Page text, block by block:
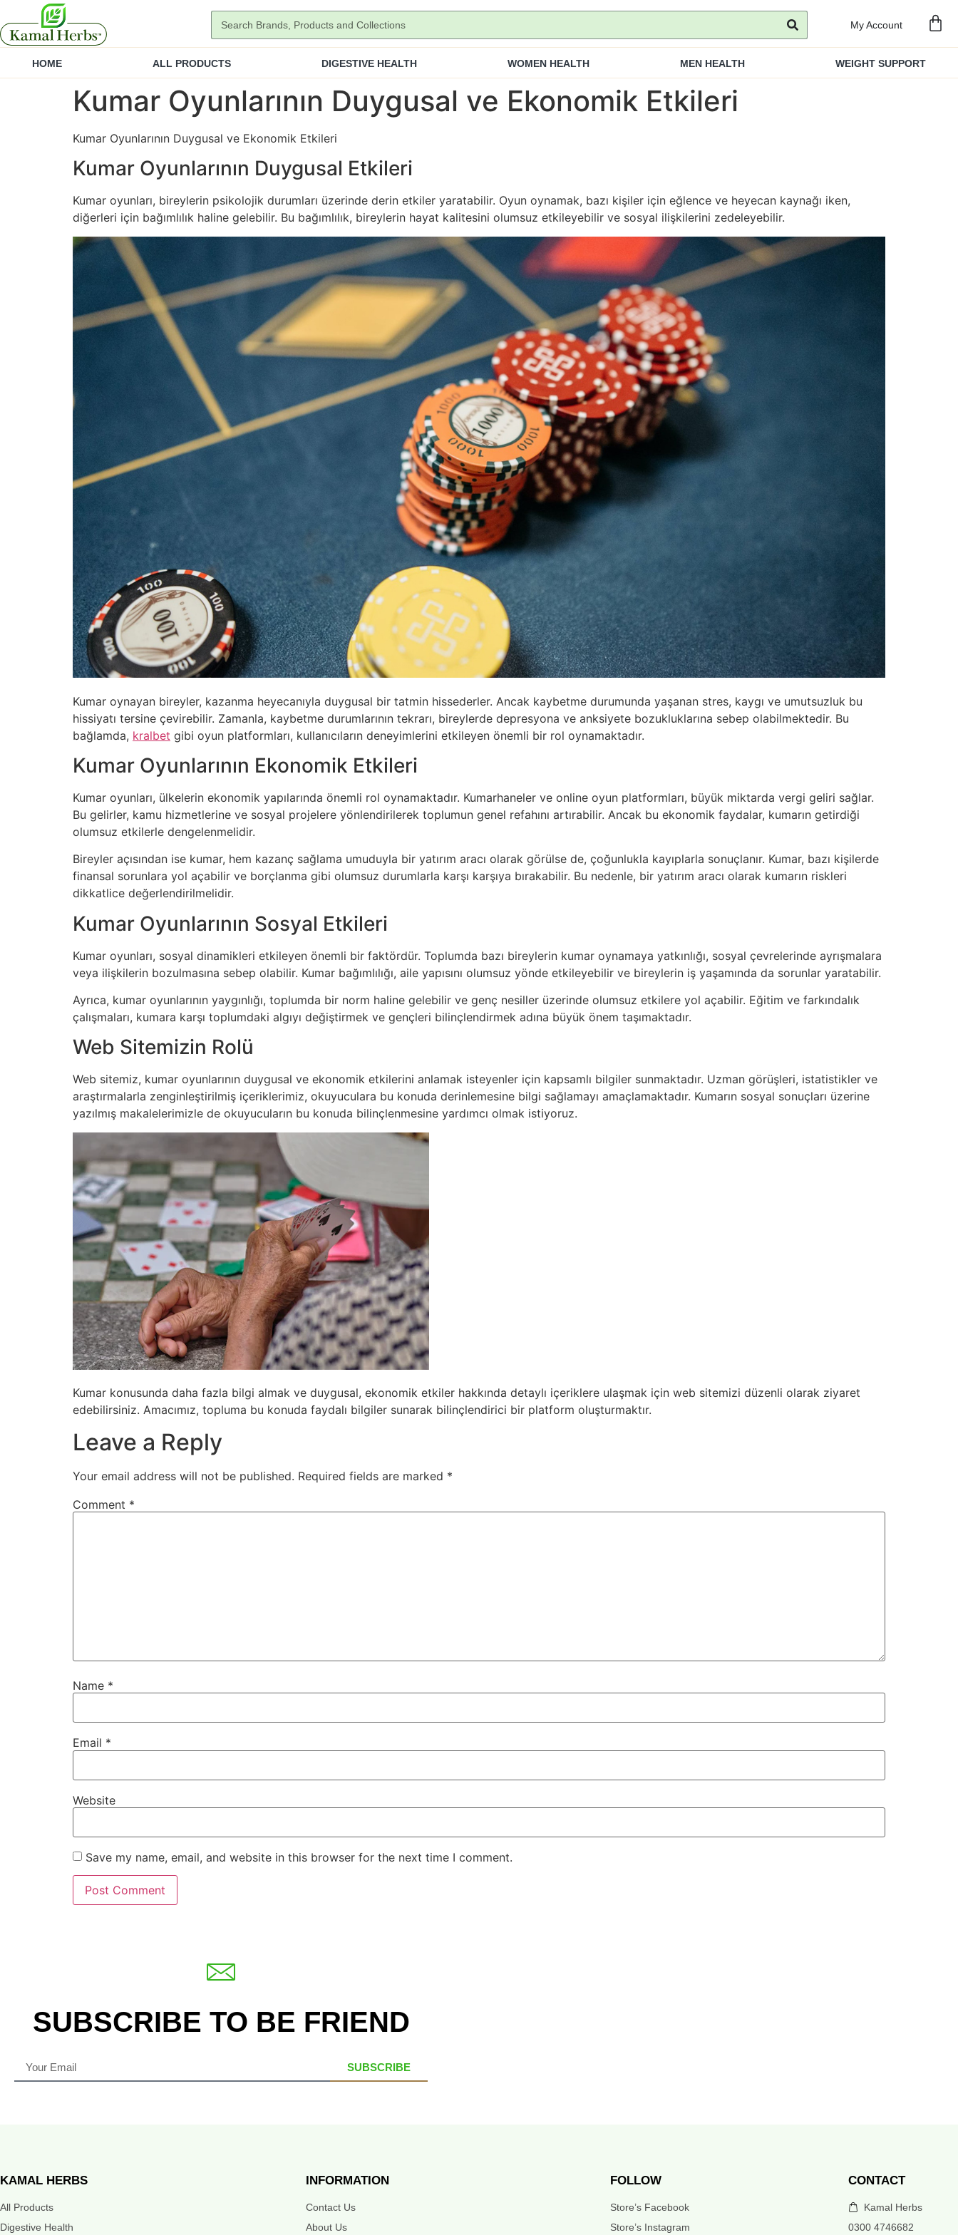
My Account
HOME ALL PRODUCTS DIGESTIVE HEALTH WOMEN HEALTH MEN HEALTH WEIGHT SUPPORT
Kumar Oyunlarının Duygusal ve Ekonomik Etkileri
Kumar Oyunlarının Duygusal ve Ekonomik Etkileri
Kumar Oyunlarının Duygusal Etkileri
Kumar oyunları, bireylerin psikolojik durumları üzerinde derin etkiler yaratabilir. Oyun oynamak, bazı kişiler için eğlence ve heyecan kaynağı iken,
diğerleri için bağımlılık haline gelebilir. Bu bağımlılık, bireylerin hayat kalitesini olumsuz etkileyebilir ve sosyal ilişkilerini zedeleyebilir.
Kumar oynayan bireyler, kazanma heyecanıyla duygusal bir tatmin hissederler. Ancak kaybetme durumunda yaşanan stres, kaygı ve umutsuzluk bu
hissiyatı tersine çevirebilir. Zamanla, kaybetme durumlarının tekrarı, bireylerde depresyona ve anksiyete bozukluklarına sebep olabilmektedir. Bu
bağlamda, kralbet gibi oyun platformları, kullanıcıların deneyimlerini etkileyen önemli bir rol oynamaktadır.
Kumar Oyunlarının Ekonomik Etkileri
Kumar oyunları, ülkelerin ekonomik yapılarında önemli rol oynamaktadır. Kumarhaneler ve online oyun platformları, büyük miktarda vergi geliri sağlar.
Bu gelirler, kamu hizmetlerine ve sosyal projelere yönlendirilerek toplumun genel refahını artırabilir. Ancak bu ekonomik faydalar, kumarın getirdiği
olumsuz etkilerle dengelenmelidir.
Bireyler açısından ise kumar, hem kazanç sağlama umuduyla bir yatırım aracı olarak görülse de, çoğunlukla kayıplarla sonuçlanır. Kumar, bazı kişilerde
finansal sorunlara yol açabilir ve borçlanma gibi olumsuz durumlarla karşı karşıya bırakabilir. Bu nedenle, bir yatırım aracı olarak kumarın riskleri
dikkatlice değerlendirilmelidir.
Kumar Oyunlarının Sosyal Etkileri
Kumar oyunları, sosyal dinamikleri etkileyen önemli bir faktördür. Toplumda bazı bireylerin kumar oynamaya yatkınlığı, sosyal çevrelerinde ayrışmalara
veya ilişkilerin bozulmasına sebep olabilir. Kumar bağımlılığı, aile yapısını olumsuz yönde etkileyebilir ve bireylerin iş yaşamında da sorunlar yaratabilir.
Ayrıca, kumar oyunlarının yaygınlığı, toplumda bir norm haline gelebilir ve genç nesiller üzerinde olumsuz etkilere yol açabilir. Eğitim ve farkındalık
çalışmaları, kumara karşı toplumdaki algıyı değiştirmek ve gençleri bilinçlendirmek adına büyük önem taşımaktadır.
Web Sitemizin Rolü
Web sitemiz, kumar oyunlarının duygusal ve ekonomik etkilerini anlamak isteyenler için kapsamlı bilgiler sunmaktadır. Uzman görüşleri, istatistikler ve
araştırmalarla zenginleştirilmiş içeriklerimiz, okuyuculara bu konuda derinlemesine bilgi sağlamayı amaçlamaktadır. Kumarın sosyal sonuçları üzerine
yazılmış makalelerimizle de okuyucuların bu konuda bilinçlenmesine yardımcı olmak istiyoruz.
Kumar konusunda daha fazla bilgi almak ve duygusal, ekonomik etkiler hakkında detaylı içeriklere ulaşmak için web sitemizi düzenli olarak ziyaret
edebilirsiniz. Amacımız, topluma bu konuda faydalı bilgiler sunarak bilinçlendirici bir platform oluşturmaktır.
Leave a Reply
Your email address will not be published. Required fields are marked *
Comment *
Name *
Email *
Website
Save my name, email, and website in this browser for the next time I comment.
SUBSCRIBE TO BE FRIEND
SUBSCRIBE
KAMAL HERBS
All Products
Digestive Health
INFORMATION
Contact Us
About Us
FOLLOW
Store’s Facebook
Store’s Instagram
CONTACT
Kamal Herbs
0300 4746682